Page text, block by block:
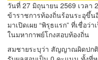
วันที่ 27 มิถุนายน 2569 เวลา
ข้าราชการท้องถิ่นร้อนระอุขึ้น
มาเปิดเผย “พิรุธแรก” ที่เชื่อ
ในมหากาพย์โกงสอบท้องถิ่น
สมชายระบุว่า สัญญาณผิดปก